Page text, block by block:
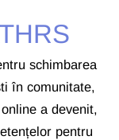
schimbarea
în comunitate,
a devenit,
pentru